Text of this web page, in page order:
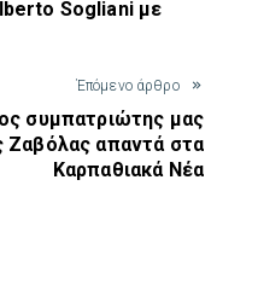
Sogliani με
Έπόμενο άρθρο
συμπατριώτης μας
Ζαβόλας απαντά στα
Καρπαθιακά Νέα